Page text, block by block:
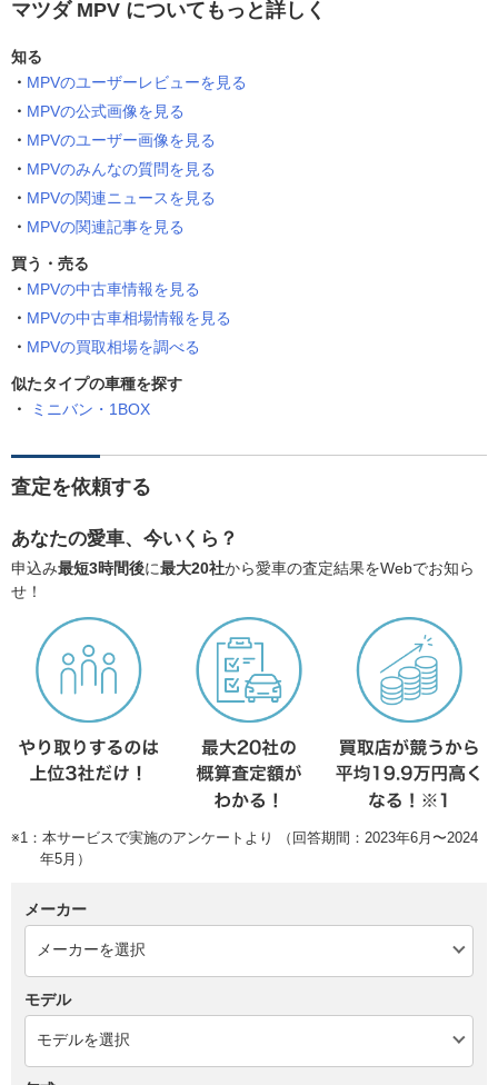
マツダ MPV についてもっと詳しく
知る
MPVのユーザーレビューを見る
MPVの公式画像を見る
MPVのユーザー画像を見る
MPVのみんなの質問を見る
MPVの関連ニュースを見る
MPVの関連記事を見る
買う・売る
MPVの中古車情報を見る
MPVの中古車相場情報を見る
MPVの買取相場を調べる
似たタイプの車種を探す
ミニバン・1BOX
査定を依頼する
あなたの愛車、今いくら？
申込み最短3時間後に最大20社から愛車の査定結果をWebでお知ら
せ！
※1：本サービスで実施のアンケートより （回答期間：2023年6月〜2024
年5月）
メーカー
モデル